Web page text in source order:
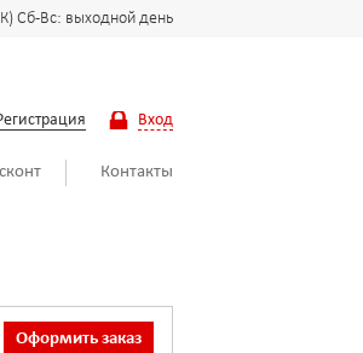
Сб-Вс: выходной день
Вход
Контакты
Оформить заказ